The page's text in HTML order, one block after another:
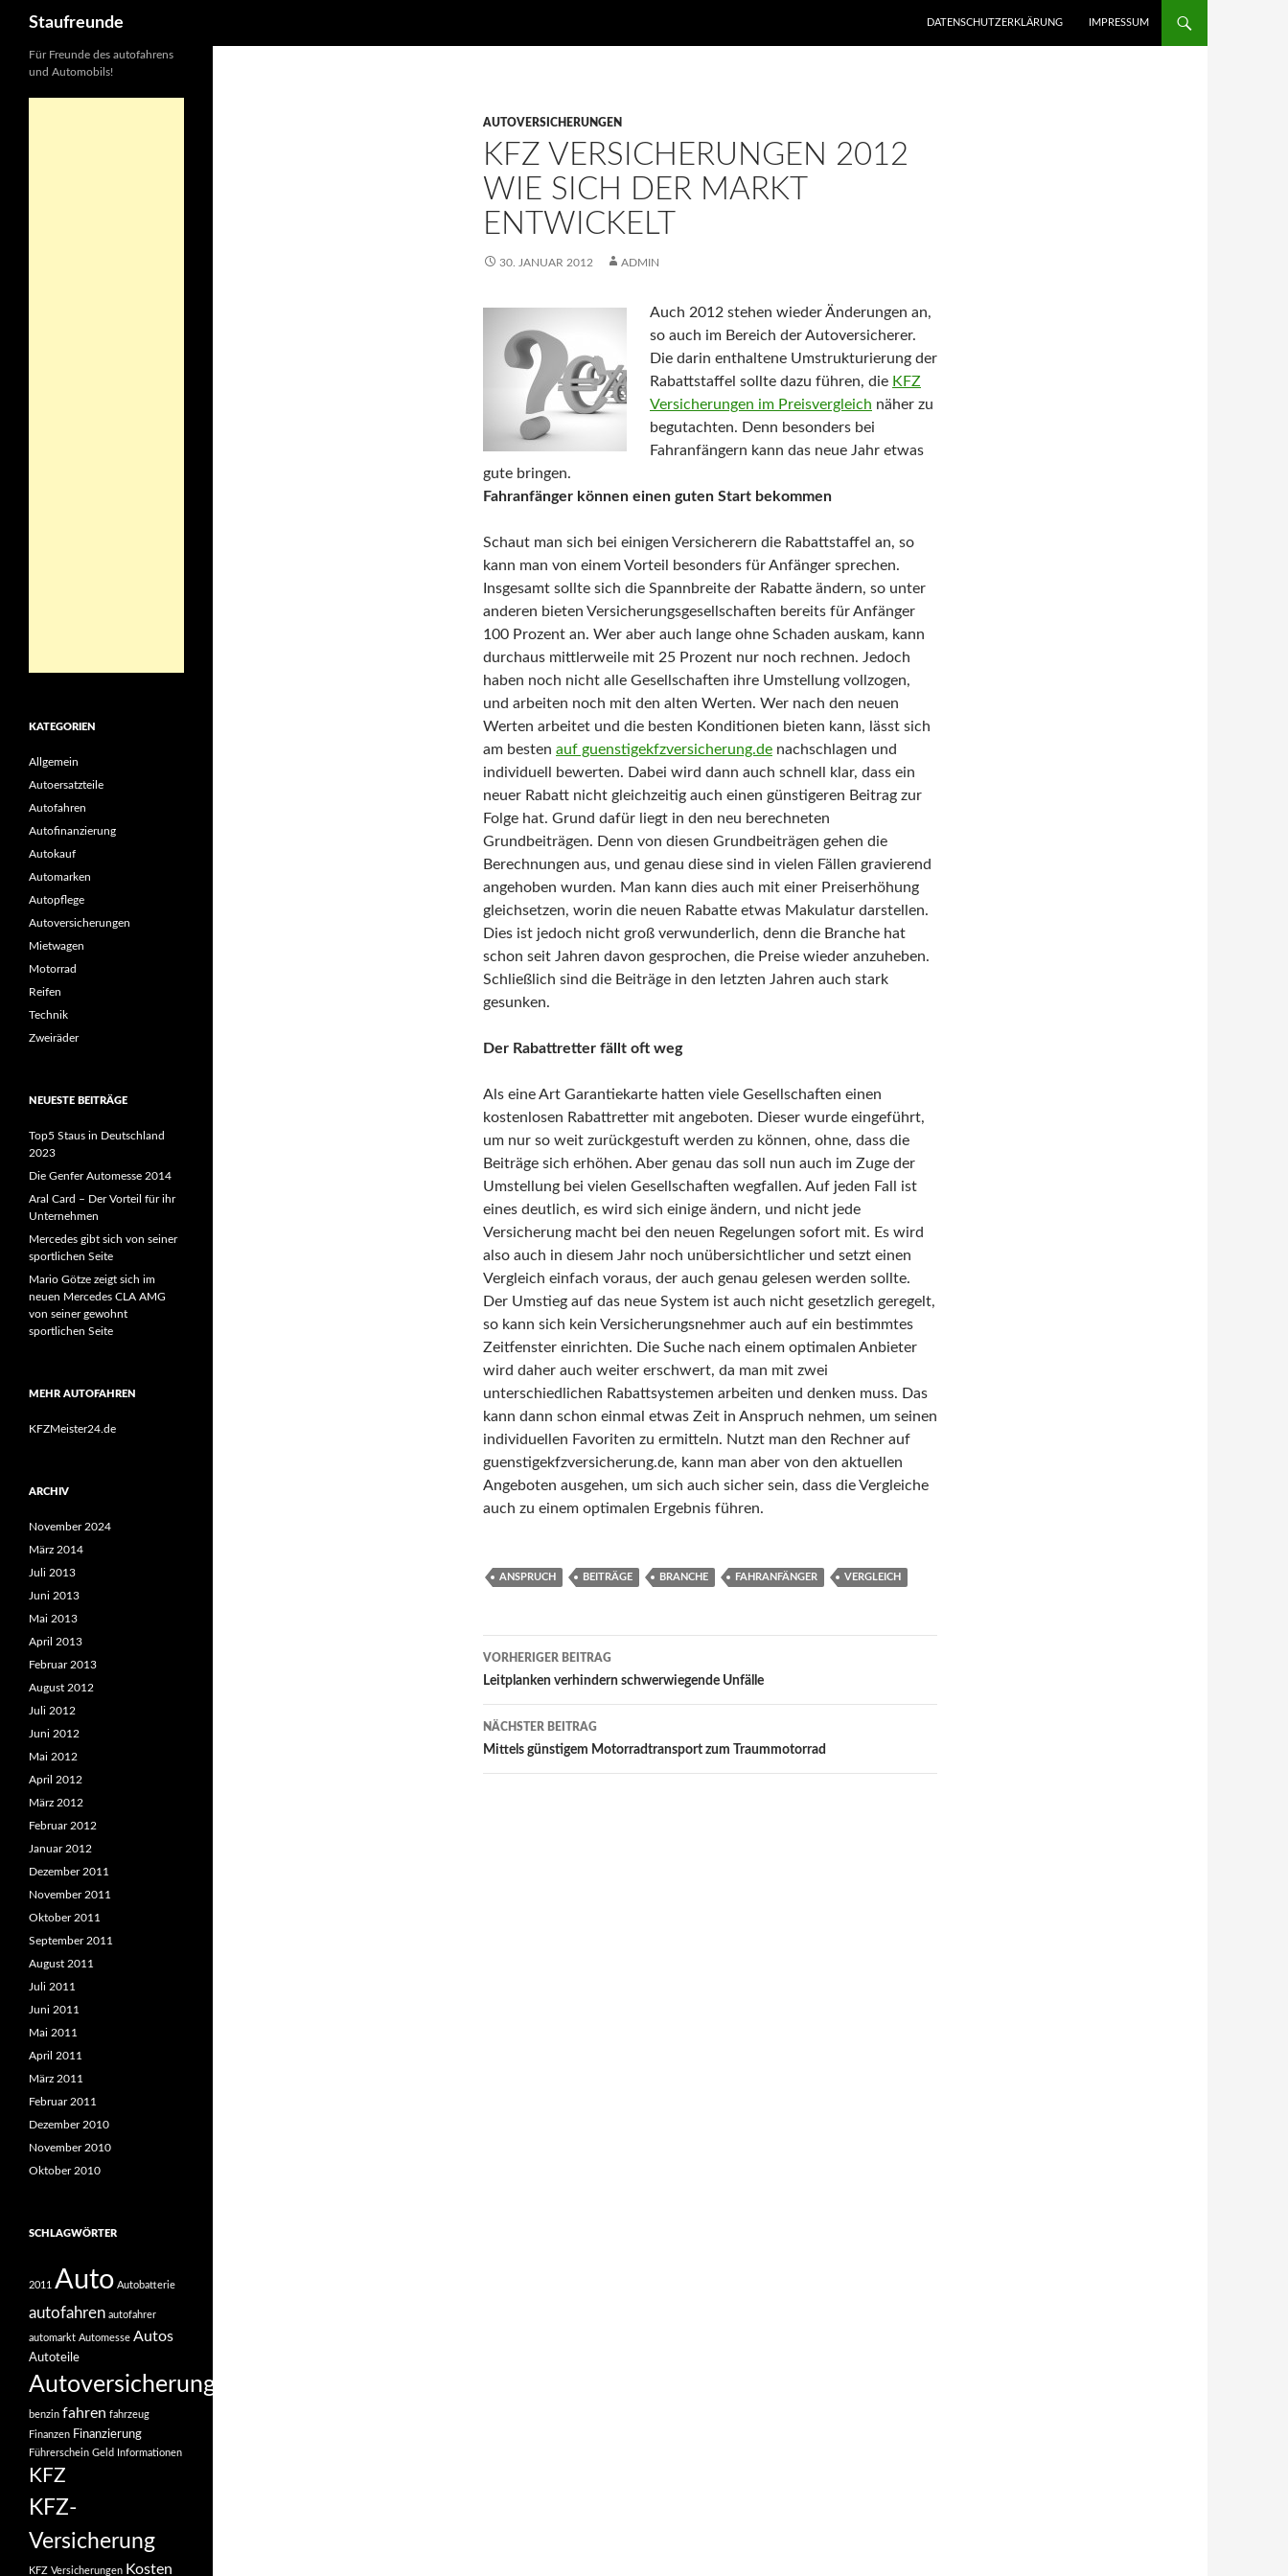
Staufreunde
DATENSCHUTZERKLÄRUNG
IMPRESSUM
AUTOVERSICHERUNGEN
KFZ VERSICHERUNGEN 2012
WIE SICH DER MARKT
ENTWICKELT
30. JANUAR 2012 ADMIN
Auch 2012 stehen wieder Änderungen an,
so auch im Bereich der Autoversicherer.
Die darin enthaltene Umstrukturierung der
Rabattstaffel sollte dazu führen, die KFZ
Versicherungen im Preisvergleich näher zu
begutachten. Denn besonders bei
Fahranfängern kann das neue Jahr etwas
gute bringen.
Fahranfänger können einen guten Start bekommen
Schaut man sich bei einigen Versicherern die Rabattstaffel an, so
kann man von einem Vorteil besonders für Anfänger sprechen.
Insgesamt sollte sich die Spannbreite der Rabatte ändern, so unter
anderen bieten Versicherungsgesellschaften bereits für Anfänger
100 Prozent an. Wer aber auch lange ohne Schaden auskam, kann
durchaus mittlerweile mit 25 Prozent nur noch rechnen. Jedoch
haben noch nicht alle Gesellschaften ihre Umstellung vollzogen,
und arbeiten noch mit den alten Werten. Wer nach den neuen
Werten arbeitet und die besten Konditionen bieten kann, lässt sich
am besten auf guenstigekfzversicherung.de nachschlagen und
individuell bewerten. Dabei wird dann auch schnell klar, dass ein
neuer Rabatt nicht gleichzeitig auch einen günstigeren Beitrag zur
Folge hat. Grund dafür liegt in den neu berechneten
Grundbeiträgen. Denn von diesen Grundbeiträgen gehen die
Berechnungen aus, und genau diese sind in vielen Fällen gravierend
angehoben wurden. Man kann dies auch mit einer Preiserhöhung
gleichsetzen, worin die neuen Rabatte etwas Makulatur darstellen.
Dies ist jedoch nicht groß verwunderlich, denn die Branche hat
schon seit Jahren davon gesprochen, die Preise wieder anzuheben.
Schließlich sind die Beiträge in den letzten Jahren auch stark
gesunken.
Der Rabattretter fällt oft weg
Als eine Art Garantiekarte hatten viele Gesellschaften einen
kostenlosen Rabattretter mit angeboten. Dieser wurde eingeführt,
um nur so weit zurückgestuft werden zu können, ohne, dass die
Beiträge sich erhöhen. Aber genau das soll nun auch im Zuge der
Umstellung bei vielen Gesellschaften wegfallen. Auf jeden Fall ist
eines deutlich, es wird sich einige ändern, und nicht jede
Versicherung macht bei den neuen Regelungen sofort mit. Es wird
also auch in diesem Jahr noch unübersichtlicher und setzt einen
Vergleich einfach voraus, der auch genau gelesen werden sollte.
Der Umstieg auf das neue System ist auch nicht gesetzlich geregelt,
so kann sich kein Versicherungsnehmer auch auf ein bestimmtes
Zeitfenster einrichten. Die Suche nach einem optimalen Anbieter
wird daher auch weiter erschwert, da man mit zwei
unterschiedlichen Rabattsystemen arbeiten und denken muss. Das
kann dann schon einmal etwas Zeit in Anspruch nehmen, um seinen
individuellen Favoriten zu ermitteln. Nutzt man den Rechner auf
guenstigekfzversicherung.de, kann man aber von den aktuellen
Angeboten ausgehen, um sich auch sicher sein, dass die Vergleiche
auch zu einem optimalen Ergebnis führen.
ANSPRUCH BEITRÄGE BRANCHE FAHRANFÄNGER VERGLEICH
Beitrags-
Navigation
VORHERIGER BEITRAG
Leitplanken verhindern schwerwiegende Unfälle
NÄCHSTER BEITRAG
Mittels günstigem Motorradtransport zum Traummotorrad
Für Freunde des autofahrens
und Automobils!
KATEGORIEN
Allgemein
Autoersatzteile
Autofahren
Autofinanzierung
Autokauf
Automarken
Autopflege
Autoversicherungen
Mietwagen
Motorrad
Reifen
Technik
Zweiräder
NEUESTE BEITRÄGE
Top5 Staus in Deutschland
2023
Die Genfer Automesse 2014
Aral Card – Der Vorteil für ihr
Unternehmen
Mercedes gibt sich von seiner
sportlichen Seite
Mario Götze zeigt sich im
neuen Mercedes CLA AMG
von seiner gewohnt
sportlichen Seite
MEHR AUTOFAHREN
KFZMeister24.de
ARCHIV
November 2024
März 2014
Juli 2013
Juni 2013
Mai 2013
April 2013
Februar 2013
August 2012
Juli 2012
Juni 2012
Mai 2012
April 2012
März 2012
Februar 2012
Januar 2012
Dezember 2011
November 2011
Oktober 2011
September 2011
August 2011
Juli 2011
Juni 2011
Mai 2011
April 2011
März 2011
Februar 2011
Dezember 2010
November 2010
Oktober 2010
SCHLAGWÖRTER
2011 Auto Autobatterie
autofahren autofahrer
automarkt Automesse Autos
Autoteile
Autoversicherung
benzin fahren fahrzeug
Finanzen Finanzierung
Führerschein Geld Informationen
KFZ
KFZ-
Versicherung
KFZ Versicherungen Kosten